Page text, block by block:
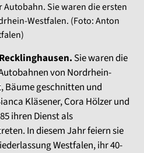
Autobahn. Sie waren die ersten
Westfalen. (Foto: Anton
Sie waren die
von Nordrhein-
Bäume geschnitten und
Kläsener, Cora Hölzer und
ihren Dienst als
In diesem Jahr feiern sie
Westfalen, ihr 40-